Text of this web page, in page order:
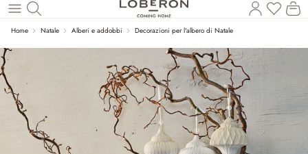
Torna al contenuto principale
Hai 0Il
Home Natale Alberi e addobbi Decorazioni per l'albero di Natale